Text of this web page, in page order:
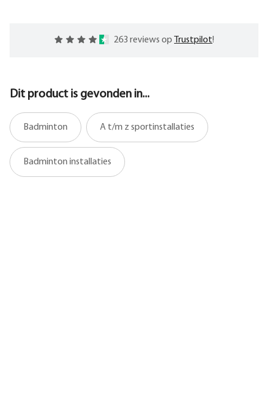
263 reviews op Trustpilot!
Dit product is gevonden in...
Badminton A t/m z sportinstallaties
Badminton installaties